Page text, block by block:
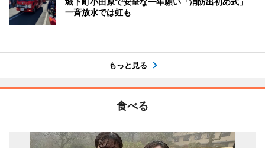
一斉放水では虹も
もっと見る
食べる